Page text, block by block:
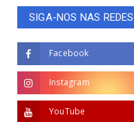
SIGA-NOS NAS
Facebook
Instagram
YouTube